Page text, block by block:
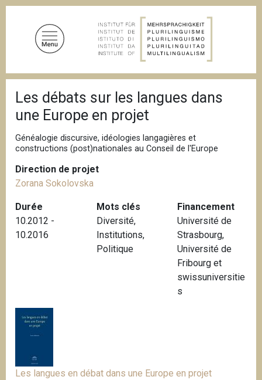
i
l
d
A
r
a
n
e
Les débats sur les langues dans
une Europe en projet
Généalogie discursive, idéologies langagières et
constructions (post)nationales au Conseil de l'Europe
Direction de projet
Zorana Sokolovska
Durée
10.2012 -
10.2016
Mots clés
Diversité,
Institutions,
Politique
Financement
Université de
Strasbourg,
Université de
Fribourg et
swissuniversitie
s
Les langues en débat dans une Europe en projet